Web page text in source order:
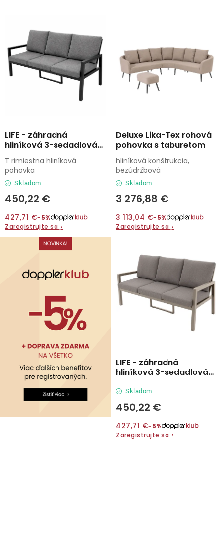
Doplnky
Dáždniky
Gastro produkty
O nás
o
d
u
v
p
t
o
v
LIFE - záhradná
hliníková 3-sedadlová
pohovka
Skladom
450,22 €
427,71 €−5%
Zaregistrujte sa ›
T rimiestna hliníková
pohovka
Deluxe Lika-Tex rohová
pohovka s taburetom
Skladom
3 276,88 €
3 113,04 €−5%
Zaregistrujte sa ›
hliníková konštrukcia,
bezúdržbová
LIFE - záhradná
hliníková 3-sedadlová
pohovka
Skladom
450,22 €
427,71 €−5%
Zaregistrujte sa ›